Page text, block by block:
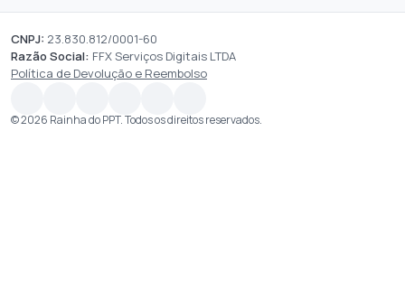
CNPJ: 23.830.812/0001-60
Razão Social: FFX Serviços Digitais LTDA
Política de Devolução e Reembolso
© 2026 Rainha do PPT. Todos os direitos reservados.